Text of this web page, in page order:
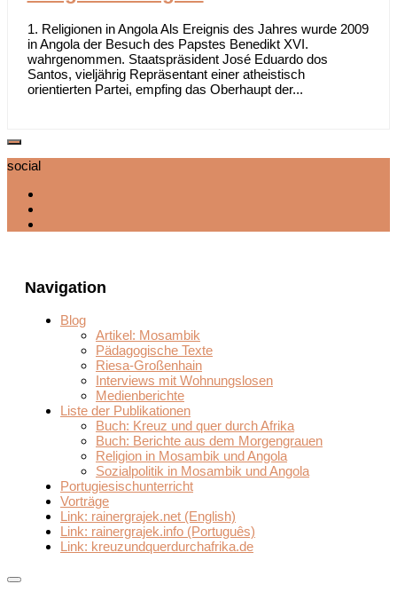
1. Religionen in Angola Als Ereignis des Jahres wurde 2009
in Angola der Besuch des Papstes Benedikt XVI.
wahrgenommen. Staatspräsident José Eduardo dos
Santos, vieljährig Repräsentant einer atheistisch
orientierten Partei, empfing das Oberhaupt der...
social
Navigation
Blog
Artikel: Mosambik
Pädagogische Texte
Riesa-Großenhain
Interviews mit Wohnungslosen
Medienberichte
Liste der Publikationen
Buch: Kreuz und quer durch Afrika
Buch: Berichte aus dem Morgengrauen
Religion in Mosambik und Angola
Sozialpolitik in Mosambik und Angola
Portugiesischunterricht
Vorträge
Link: rainergrajek.net (English)
Link: rainergrajek.info (Português)
Link: kreuzundquerdurchafrika.de